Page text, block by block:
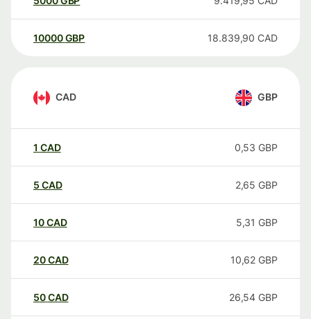
10000 GBP 18.839,90 CAD
CAD GBP
1 CAD 0,53 GBP
5 CAD 2,65 GBP
10CAD 5,31 GBP
20CAD 10,62 GBP
50CAD 26,54 GBP